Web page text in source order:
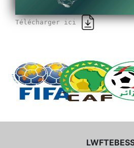
Télécharger ici